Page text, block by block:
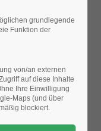
, indem Sie
grundlegende
Funktion der
von/an externen
auf diese Inhalte
Ihre Einwilligung
Maps (und über
blockiert.